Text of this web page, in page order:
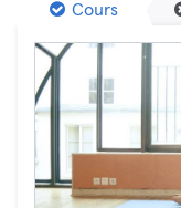
Cours